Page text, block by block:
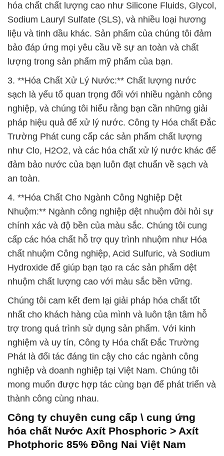
hóa chất chất lượng cao như Silicone Fluids, Glycol,
Sodium Lauryl Sulfate (SLS), và nhiều loại hương
liệu và tinh dầu khác. Sản phẩm của chúng tôi đảm
bảo đáp ứng mọi yêu cầu về sự an toàn và chất
lượng trong sản phẩm mỹ phẩm của bạn.
3. **Hóa Chất Xử Lý Nước:** Chất lượng nước
sạch là yếu tố quan trọng đối với nhiều ngành công
nghiệp, và chúng tôi hiểu rằng bạn cần những giải
pháp hiệu quả để xử lý nước. Công ty Hóa chất Đắc
Trường Phát cung cấp các sản phẩm chất lượng
như Clo, H2O2, và các hóa chất xử lý nước khác để
đảm bảo nước của bạn luôn đạt chuẩn về sạch và
an toàn.
4. **Hóa Chất Cho Ngành Công Nghiệp Dệt
Nhuộm:** Ngành công nghiệp dệt nhuộm đòi hỏi sự
chính xác và độ bền của màu sắc. Chúng tôi cung
cấp các hóa chất hỗ trợ quy trình nhuộm như Hóa
chất nhuộm Công nghiệp, Acid Sulfuric, và Sodium
Hydroxide để giúp bạn tạo ra các sản phẩm dệt
nhuộm chất lượng cao với màu sắc bền vững.
Chúng tôi cam kết đem lại giải pháp hóa chất tốt
nhất cho khách hàng của mình và luôn tận tâm hỗ
trợ trong quá trình sử dụng sản phẩm. Với kinh
nghiệm và uy tín, Công ty Hóa chất Đắc Trường
Phát là đối tác đáng tin cậy cho các ngành công
nghiệp và doanh nghiệp tại Việt Nam. Chúng tôi
mong muốn được hợp tác cùng bạn để phát triển và
thành công cùng nhau.
Công ty chuyên cung cấp \ cung ứng
hóa chất Nước Axít Phosphoric > Axít
Photphoric 85% Đồng Nai Việt Nam